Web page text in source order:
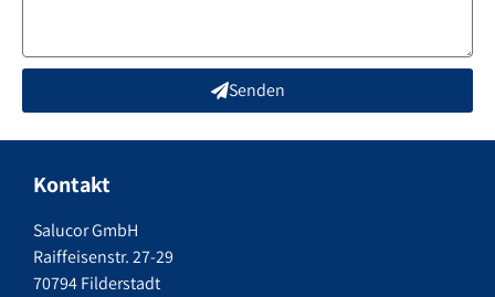
Senden
Kontakt
Salucor GmbH
Raiffeisenstr. 27-29
70794 Filderstadt